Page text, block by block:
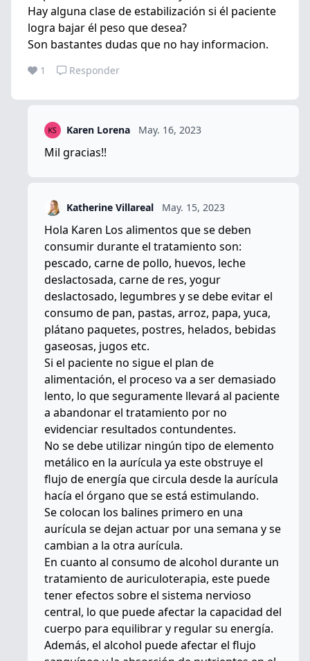
Hay alguna clase de estabilización si él paciente
logra bajar él peso que desea?
Son bastantes dudas que no hay informacion.
1 Responder
Karen Lorena May. 16, 2023
Mil gracias!!
Katherine Villareal May. 15, 2023
Hola Karen Los alimentos que se deben
consumir durante el tratamiento son:
pescado, carne de pollo, huevos, leche
deslactosada, carne de res, yogur
deslactosado, legumbres y se debe evitar el
consumo de pan, pastas, arroz, papa, yuca,
plátano paquetes, postres, helados, bebidas
gaseosas, jugos etc.
Si el paciente no sigue el plan de
alimentación, el proceso va a ser demasiado
lento, lo que seguramente llevará al paciente
a abandonar el tratamiento por no
evidenciar resultados contundentes.
No se debe utilizar ningún tipo de elemento
metálico en la aurícula ya este obstruye el
flujo de energía que circula desde la aurícula
hacía el órgano que se está estimulando.
Se colocan los balines primero en una
aurícula se dejan actuar por una semana y se
cambian a la otra aurícula.
En cuanto al consumo de alcohol durante un
tratamiento de auriculoterapia, este puede
tener efectos sobre el sistema nervioso
central, lo que puede afectar la capacidad del
cuerpo para equilibrar y regular su energía.
Además, el alcohol puede afectar el flujo